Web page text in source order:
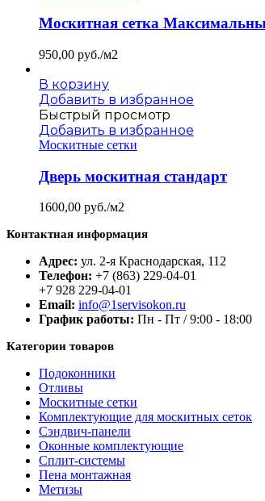
Москитная сетка
950,00 руб./м2
В корзину
Добавить в избранное
Быстрый просмотр
Добавить в избранное
Москитные сетки
Дверь москитная стандарт
1600,00 руб./м2
Контактная информация
Адрес: ул. 2-я Краснодарская, 112
Телефон: +7 (863) 229-04-01
+7 928 229-04-01
Email: info@1servisokon.ru
График работы: Пн - Пт / 9:00 - 18:00
Категории товаров
Подоконники
Отливы
Москитные сетки
Комплектующие для москитных сеток
Сэндвич-панели
Оконные комплектующие
Сплит-системы
Пена монтажная
Метизы